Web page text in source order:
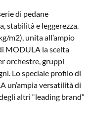
di pedane
stabilità e leggerezza.
m2), unita all’ampio
MODULA la scelta
orchestre, gruppi
Lo speciale profilo di
un’ampia versatilità di
altri “leading brand”